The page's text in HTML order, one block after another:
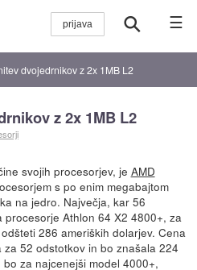
☰
dvojedrnikov z 2x 1MB L2
z 2x 1MB L2
svojih procesorjev, je AMD
s po enim megabajtom
na jedro. Največja, kar 56
Athlon 64 X2 4800+, za
286 ameriških dolarjev. Cena
52 odstotkov in bo znašala 224
za najcenejši model 4000+,